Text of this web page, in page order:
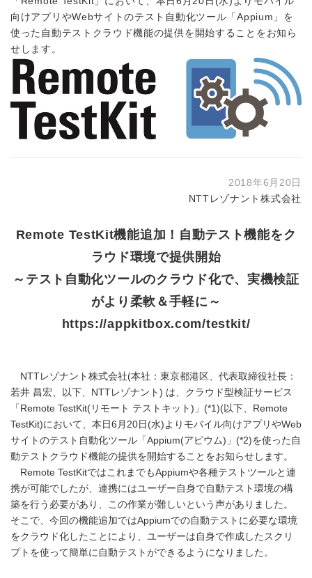
向けアプリやWebサイトのテスト自動化ツール「Appium」を
使った自動テストクラウド機能の提供を開始することをお知ら
せします。
2018年6月20日
NTTレゾナント株式会社
Remote TestKit機能追加！自動テスト機能をク
ラウド環境で提供開始
～テスト自動化ツールのクラウド化で、実機検証
がより柔軟＆手軽に～
https://appkitbox.com/testkit/
NTTレゾナント株式会社(本社：東京都港区、代表取締役社長：
若井 昌宏、以下、NTTレゾナント) は、クラウド型検証サービス
「Remote TestKit(リモート テストキット)」(*1)(以下、Remote
TestKit)において、本日6月20日(水)よりモバイル向けアプリやWeb
サイトのテスト自動化ツール「Appium(アピウム)」(*2)を使った自
動テストクラウド機能の提供を開始することをお知らせします。
Remote TestKitではこれまでもAppiumや各種テストツールと連
携が可能でしたが、連携にはユーザー自身で自動テスト環境の構
築を行う必要があり、この作業が難しいという声がありました。
そこで、今回の機能追加ではAppiumでの自動テストに必要な環境
をクラウド化したことにより、ユーザーは自身で作成したスクリ
プトを使って簡単に自動テストができるようになりました。